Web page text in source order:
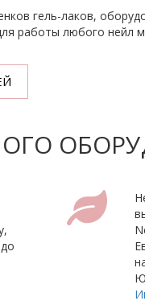
гель-лаков,
работы любого нейл